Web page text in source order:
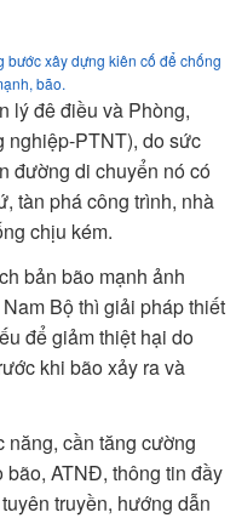
bước xây dựng kiên cố để chống
bão.
lý đê điều và Phòng,
nghiệp-PTNT), do sức
đường di chuyển nó có
tàn phá công trình, nhà
chịu kém.
bản bão mạnh ảnh
Bộ thì giải pháp thiết
để giảm thiệt hại do
khi bão xảy ra và
cần tăng cường
ATNĐ, thông tin đầy
truyền, hướng dẫn